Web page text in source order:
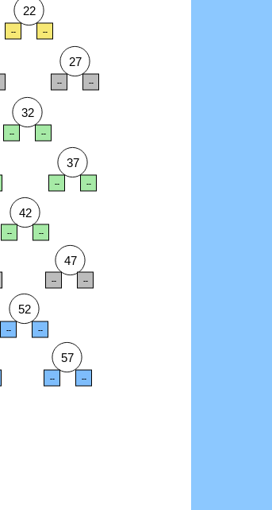
22
27
32
37
42
47
52
57
-- --
-- --
-- --
-- --
-- --
-- --
-- --
-- --